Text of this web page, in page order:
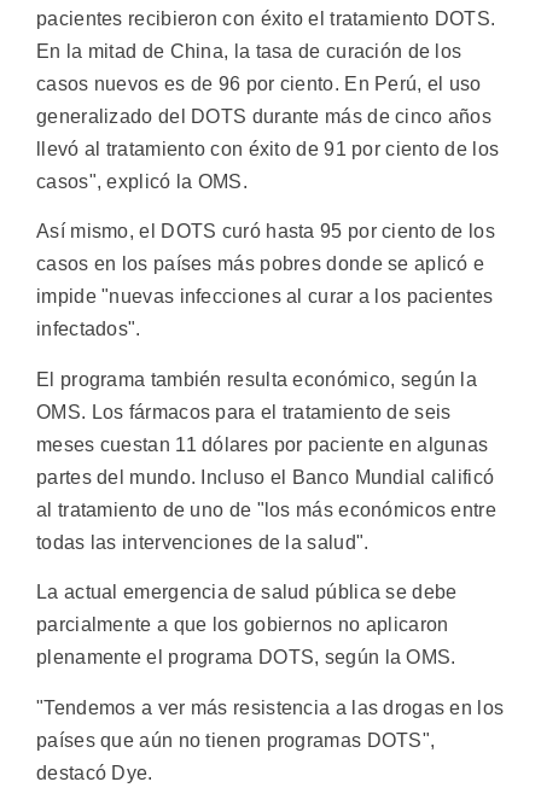
pacientes recibieron con éxito el tratamiento DOTS.
En la mitad de China, la tasa de curación de los
casos nuevos es de 96 por ciento. En Perú, el uso
generalizado del DOTS durante más de cinco años
llevó al tratamiento con éxito de 91 por ciento de los
casos", explicó la OMS.
Así mismo, el DOTS curó hasta 95 por ciento de los
casos en los países más pobres donde se aplicó e
impide "nuevas infecciones al curar a los pacientes
infectados".
El programa también resulta económico, según la
OMS. Los fármacos para el tratamiento de seis
meses cuestan 11 dólares por paciente en algunas
partes del mundo. Incluso el Banco Mundial calificó
al tratamiento de uno de "los más económicos entre
todas las intervenciones de la salud".
La actual emergencia de salud pública se debe
parcialmente a que los gobiernos no aplicaron
plenamente el programa DOTS, según la OMS.
"Tendemos a ver más resistencia a las drogas en los
países que aún no tienen programas DOTS",
destacó Dye.